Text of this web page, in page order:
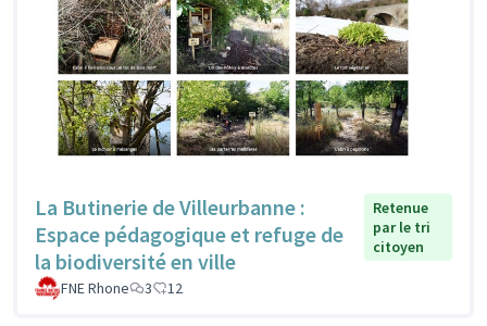
La Butinerie de Villeurbanne :
Espace pédagogique et refuge de
la biodiversité en ville
Retenue
par le tri
citoyen
FNE Rhone 3 12